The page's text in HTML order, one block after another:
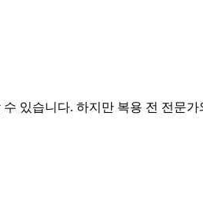
있습니다. 하지만 복용 전 전문